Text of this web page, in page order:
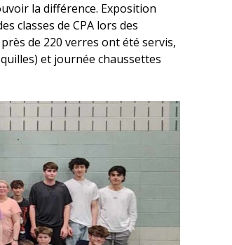
la différence. Exposition
classes de CPA lors des
de 220 verres ont été servis,
et journée chaussettes